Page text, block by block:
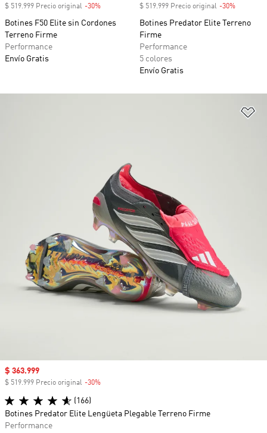
$ 519.999 Precio original -30%
Botines F50 Elite sin Cordones
Terreno Firme
Performance
Envío Gratis
$ 519.999 Precio original -30%
Botines Predator Elite Terreno
Firme
Performance
5 colores
Envío Gratis
Precio de venta
$ 363.999
$ 519.999 Precio original -30%
(166)
Botines Predator Elite Lengüeta Plegable Terreno Firme
Performance